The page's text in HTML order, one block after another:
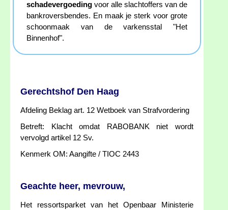
schadevergoeding voor alle slachtoffers van de
bankroversbendes. En maak je sterk voor grote
schoonmaak van de varkensstal "Het
Binnenhof".
Gerechtshof Den Haag
Afdeling Beklag art. 12 Wetboek van Strafvordering
Betreft: Klacht omdat RABOBANK niet wordt
vervolgd artikel 12 Sv.
Kenmerk OM: Aangifte / TIOC 2443
Geachte heer, mevrouw,
Het ressortsparket van het Openbaar Ministerie